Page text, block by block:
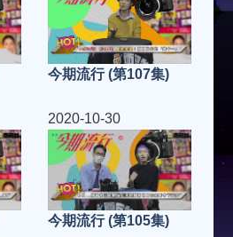
今期流行 (第107集)
2020-10-30
今期流行 (第105集)